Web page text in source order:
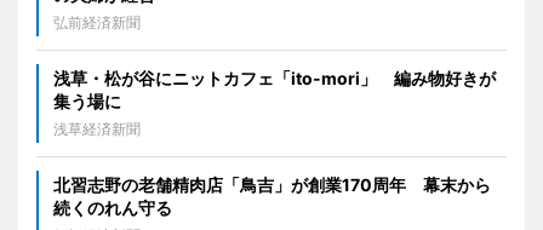
弘前経済新聞
浅草・松が谷にニットカフェ「ito-mori」 編み物好きが
集う場に
浅草経済新聞
北習志野の老舗精肉店「鳥吉」が創業170周年 幕末から
続くのれん守る